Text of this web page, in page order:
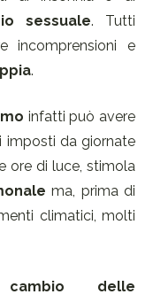
sessuale. Tutti
incomprensioni e
.
infatti può avere
imposti da giornate
ore di luce, stimola
ma, prima di
climatici, molti
cambio delle